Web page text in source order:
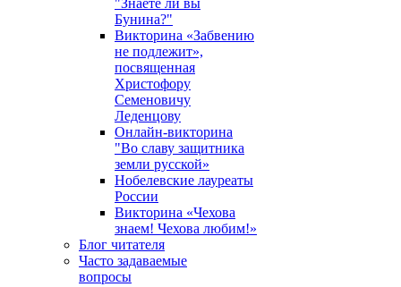
"Знаете ли вы
Бунина?"
Викторина «Забвению
не подлежит»,
посвященная
Христофору
Семеновичу
Леденцову
Онлайн-викторина
"Во славу защитника
земли русской»
Нобелевские лауреаты
России
Викторина «Чехова
знаем! Чехова любим!»
Блог читателя
Часто задаваемые
вопросы